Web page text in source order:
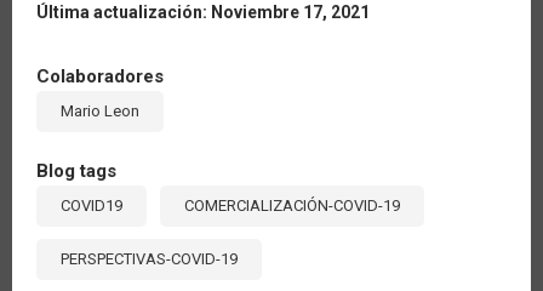
Última actualización: Noviembre 17, 2021
Colaboradores
Mario Leon
Blog tags
COVID19 COMERCIALIZACIÓN-COVID-19
PERSPECTIVAS-COVID-19